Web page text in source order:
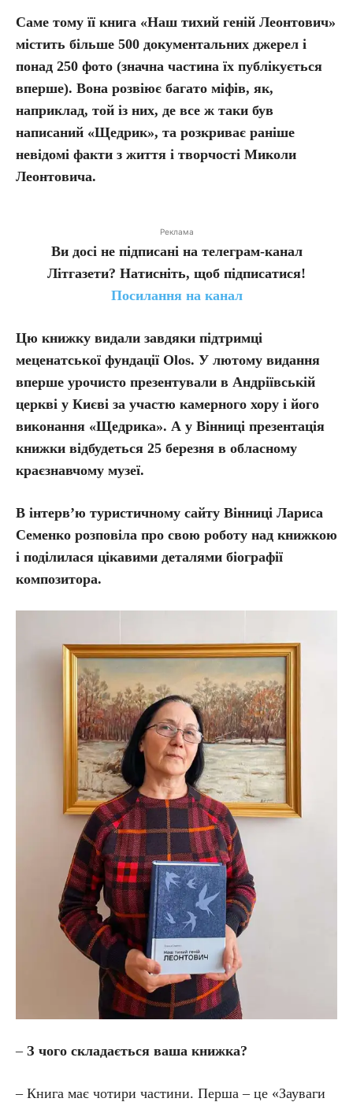
Саме тому її книга «Наш тихий геній Леонтович»
містить більше 500 документальних джерел і
понад 250 фото (значна частина їх публікується
вперше). Вона розвіює багато міфів, як,
наприклад, той із них, де все ж таки був
написаний «Щедрик», та розкриває раніше
невідомі факти з життя і творчості Миколи
Леонтовича.
Реклама
Ви досі не підписані на телеграм-канал
Літгазети? Натисніть, щоб підписатися!
Посилання на канал
Цю книжку видали завдяки підтримці
меценатської фундації Olos. У лютому видання
вперше урочисто презентували в Андріївській
церкві у Києві за участю камерного хору і його
виконання «Щедрика». А у Вінниці презентація
книжки відбудеться 25 березня в обласному
краєзнавчому музеї.
В інтерв’ю туристичному сайту Вінниці Лариса
Семенко розповіла про свою роботу над книжкою
і поділилася цікавими деталями біографії
композитора.
– З чого складається ваша книжка?
– Книга має чотири частини. Перша – це «Зауваги